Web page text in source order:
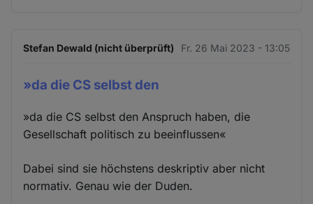
Stefan Dewald (nicht überprüft) Fr. 26 Mai 2023 - 13:05
»da die CS selbst den
»da die CS selbst den Anspruch haben, die
Gesellschaft politisch zu beeinflussen«
Dabei sind sie höchstens deskriptiv aber nicht
normativ. Genau wie der Duden.